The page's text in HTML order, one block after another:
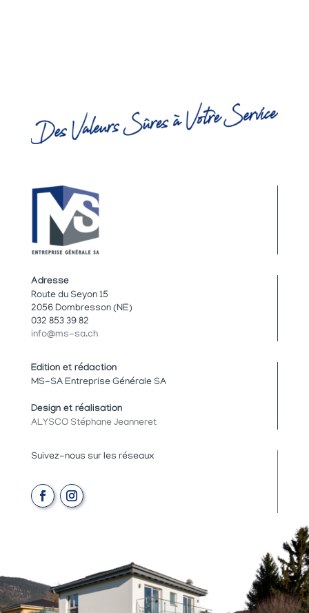
Adresse
Route du Seyon 15
2056 Dombresson (NE)
032 853 39 82
info@ms-sa.ch
Edition et rédaction
MS-SA Entreprise Générale SA
Design et réalisation
ALYSCO Stéphane Jeanneret
Suivez-nous sur les réseaux